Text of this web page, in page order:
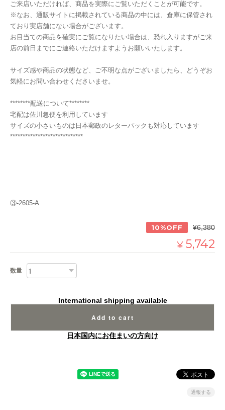
ご来店いただければ、商品を実際にご覧いただくことが可能です。
※なお、通販サイトに掲載されている商品の中には、倉庫に保管され
ており実店舗にない場合がございます。
お目当ての商品を確実にご覧になりたい場合は、恐れ入りますがご来
店の前日までにご連絡いただけますようお願いいたします。
サイズ感や商品の状態など、ご不明な点がございましたら、どうぞお
気軽にお問い合わせくださいませ。
********配送について********
宅配は佐川急便を利用しています
サイズの小さいものは日本郵政のレターパックも対応しています
*****************************
③-2605-A
10%OFF ¥6,380
¥ 5,742
数量
International shipping available
Add to cart
日本国内にお住まいの方向け
通報する